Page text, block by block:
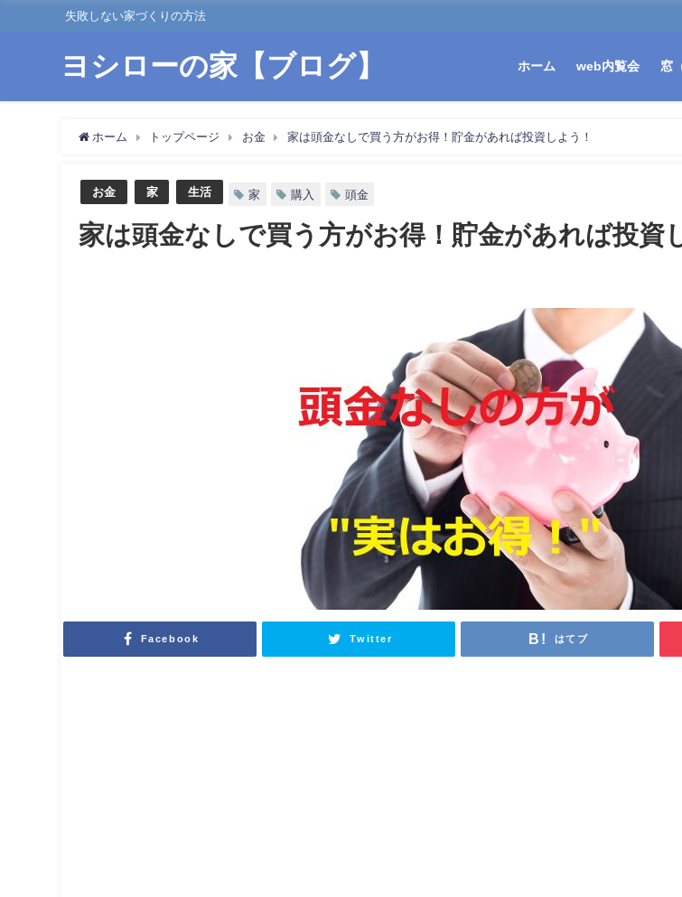
失敗しない家づくりの方法
ヨシローの家【ブログ】 ホーム web内覧会 窓
ホーム トップページ お金 家は頭金なしで買う方がお得！貯金があれば投資しよう！
お金 家 生活 家 購入 頭金
家は頭金なしで買う方がお得！貯金があれば投資
Facebook Twitter はてブ